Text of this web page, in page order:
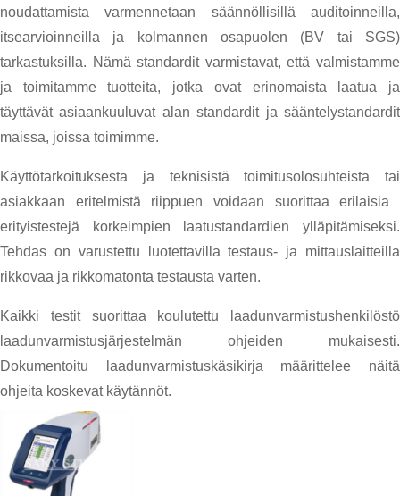
noudattamista varmennetaan säännöllisillä auditoinneilla,
itsearvioinneilla ja kolmannen osapuolen (BV tai SGS)
tarkastuksilla. Nämä standardit varmistavat, että valmistamme
ja toimitamme tuotteita, jotka ovat erinomaista laatua ja
täyttävät asiaankuuluvat alan standardit ja sääntelystandardit
maissa, joissa toimimme.
Käyttötarkoituksesta ja teknisistä toimitusolosuhteista tai
asiakkaan eritelmistä riippuen voidaan suorittaa erilaisia ​​
erityistestejä korkeimpien laatustandardien ylläpitämiseksi.
Tehdas on varustettu luotettavilla testaus- ja mittauslaitteilla
rikkovaa ja rikkomatonta testausta varten.
Kaikki testit suorittaa koulutettu laadunvarmistushenkilöstö
laadunvarmistusjärjestelmän ohjeiden mukaisesti.
Dokumentoitu laadunvarmistuskäsikirja määrittelee näitä
ohjeita koskevat käytännöt.